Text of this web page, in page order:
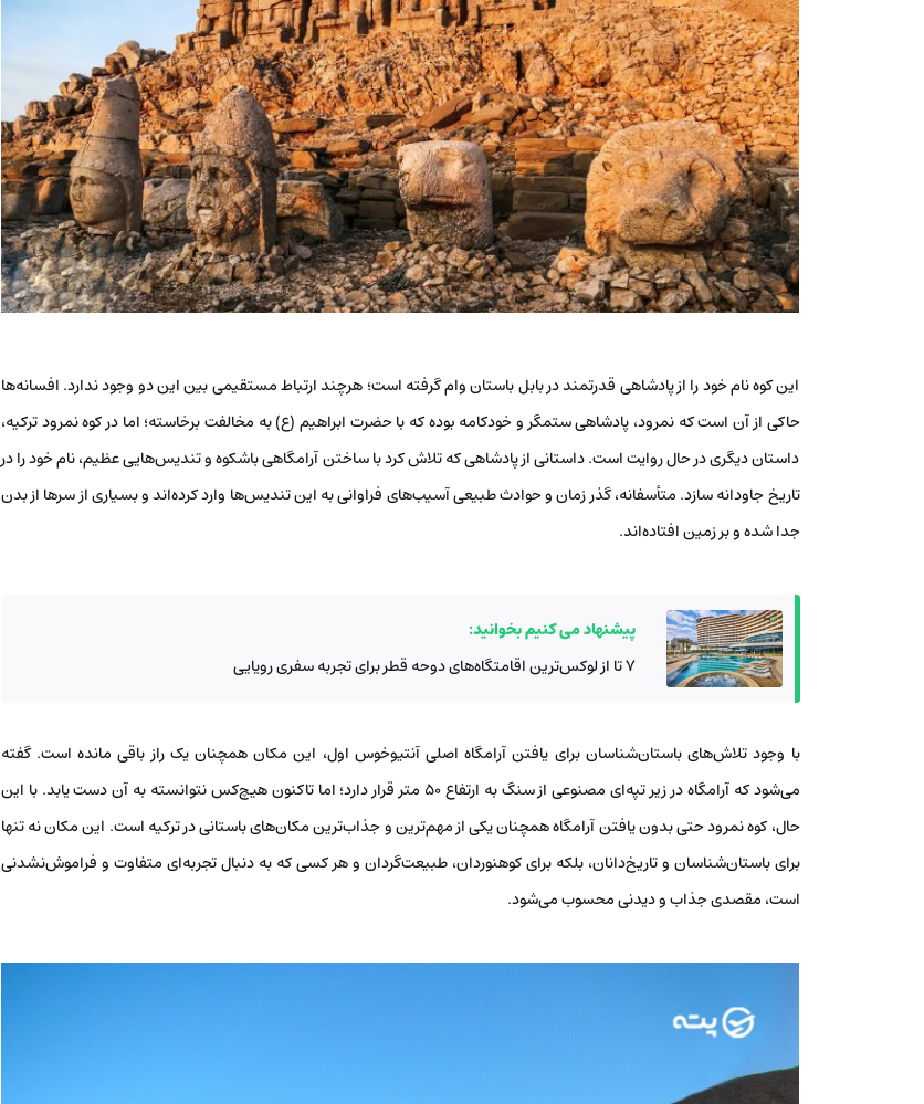
این کوه نام خود را از پادشاهی قدرتمند در بابل باستان وام گرفته است؛ هرچند ارتباط مستقیمی بین این دو وجود ندارد. افسانه‌ها
حاکی از آن است که نمرود، پادشاهی ستمگر و خودکامه بوده که با حضرت ابراهیم (ع) به مخالفت برخاسته؛ اما در کوه نمرود ترکیه،
داستان دیگری در حال روایت است. داستانی از پادشاهی که تلاش کرد با ساختن آرامگاهی باشکوه و تندیس‌هایی عظیم، نام خود را در
تاریخ جاودانه سازد. متأسفانه، گذر زمان و حوادث طبیعی آسیب‌های فراوانی به این تندیس‌ها وارد کرده‌اند و بسیاری از سرها از بدن
جدا شده و بر زمین افتاده‌اند.
پیشنهاد می کنیم بخوانید:
۷ تا از لوکس‌ترین اقامتگاه‌های دوحه قطر برای تجربه سفری رویایی
با وجود تلاش‌های باستان‌شناسان برای یافتن آرامگاه اصلی آنتیوخوس اول، این مکان همچنان یک راز باقی مانده است. گفته
می‌شود که آرامگاه در زیر تپه‌ای مصنوعی از سنگ به ارتفاع ۵۰ متر قرار دارد؛ اما تاکنون هیچ‌کس نتوانسته به آن دست یابد. با این
حال، کوه نمرود حتی بدون یافتن آرامگاه همچنان یکی از مهم‌ترین و جذاب‌ترین مکان‌های باستانی در ترکیه است. این مکان نه تنها
برای باستان‌شناسان و تاریخ‌دانان، بلکه برای کوهنوردان، طبیعت‌گردان و هر کسی که به دنبال تجربه‌ای متفاوت و فراموش‌نشدنی
است، مقصدی جذاب و دیدنی محسوب می‌شود.